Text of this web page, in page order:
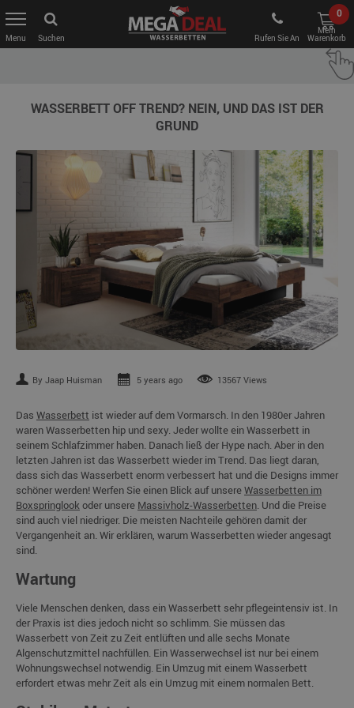
Suchen Rufen Sie An
0
Mein
Warenkorb
WASSERBETT OFF TREND? NEIN, UND DAS IST DER
GRUND
By Jaap Huisman 5 years ago 13567 Views
Das Wasserbett ist wieder auf dem Vormarsch. In den 1980er Jahren
waren Wasserbetten hip und sexy. Jeder wollte ein Wasserbett in
seinem Schlafzimmer haben. Danach ließ der Hype nach. Aber in den
letzten Jahren ist das Wasserbett wieder im Trend. Das liegt daran,
dass sich das Wasserbett enorm verbessert hat und die Designs immer
schöner werden! Werfen Sie einen Blick auf unsereWasserbetten im
Boxspringlookoder unsere Massivholz-Wasserbetten. Und die Preise
sind auch viel niedriger. Die meisten Nachteile gehören damit der
Vergangenheit an. Wir erklären, warum Wasserbetten wieder angesagt
sind.
Wartung
Viele Menschen denken, dass ein Wasserbett sehr pflegeintensiv ist. In
der Praxis ist dies jedoch nicht so schlimm. Sie müssen das
Wasserbett von Zeit zu Zeit entlüften und alle sechs Monate
Algenschutzmittel nachfüllen. Ein Wasserwechsel ist nur bei einem
Wohnungswechsel notwendig. Ein Umzug mit einem Wasserbett
erfordert etwas mehr Zeit als ein Umzug mit einem normalen Bett.